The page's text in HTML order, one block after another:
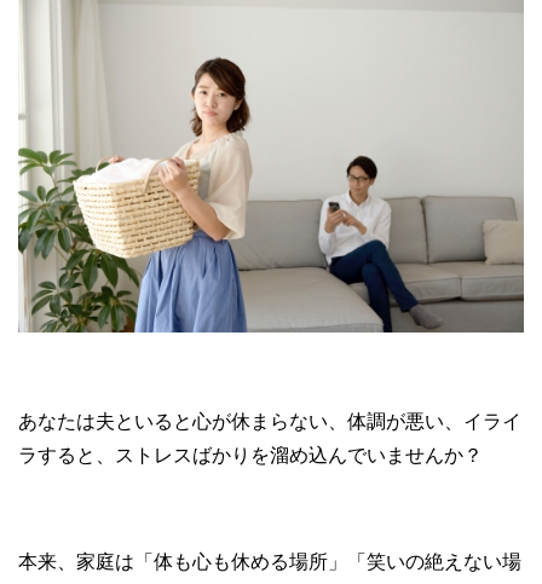
あなたは夫といると心が休まらない、体調が悪い、イライ
ラすると、ストレスばかりを溜め込んでいませんか？
本来、家庭は「体も心も休める場所」「笑いの絶えない場